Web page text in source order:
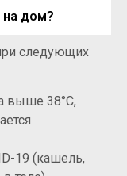
на дом?
следующих
выше 38°C,
19 (кашель,